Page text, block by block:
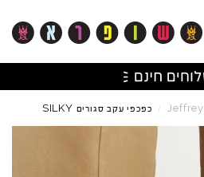
Jeffrey
/ כפכפי עקב סגורים SILKY